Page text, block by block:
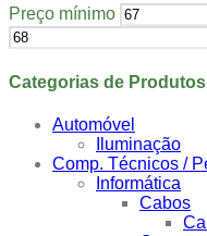
Preço mínimo
Categorias de Produtos
Automóvel
Iluminação
Comp. Técnicos /
Informática
Cabos